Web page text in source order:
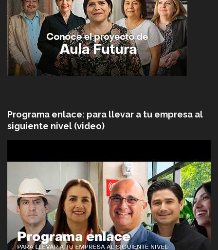
Programa enlace: para llevar a tu empresa al
siguiente nivel (video)